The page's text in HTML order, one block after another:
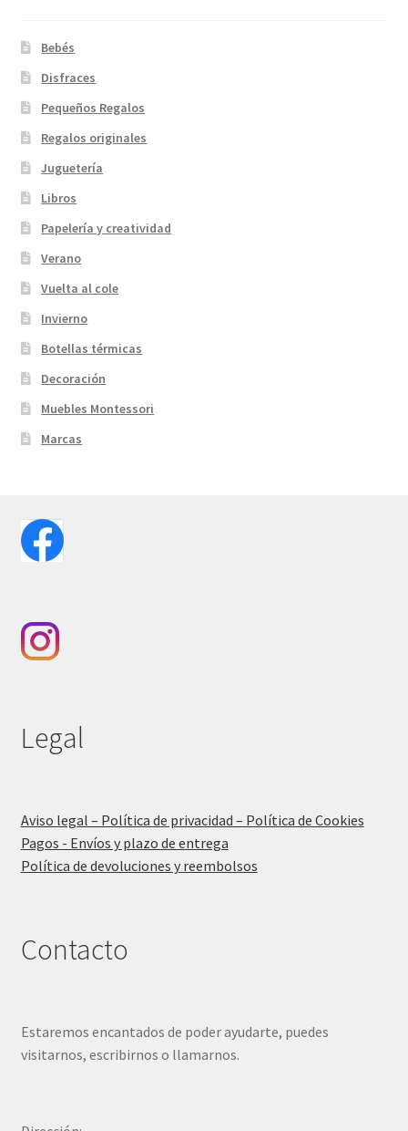
Bebés
Disfraces
Pequeños Regalos
Regalos originales
Juguetería
Libros
Papelería y creatividad
Verano
Vuelta al cole
Invierno
Botellas térmicas
Decoración
Muebles Montessori
Marcas
Legal
Aviso legal – Política de privacidad – Política de Cookies
Pagos - Envíos y plazo de entrega
Política de devoluciones y reembolsos
Contacto
Estaremos encantados de poder ayudarte, puedes
visitarnos, escribirnos o llamarnos.